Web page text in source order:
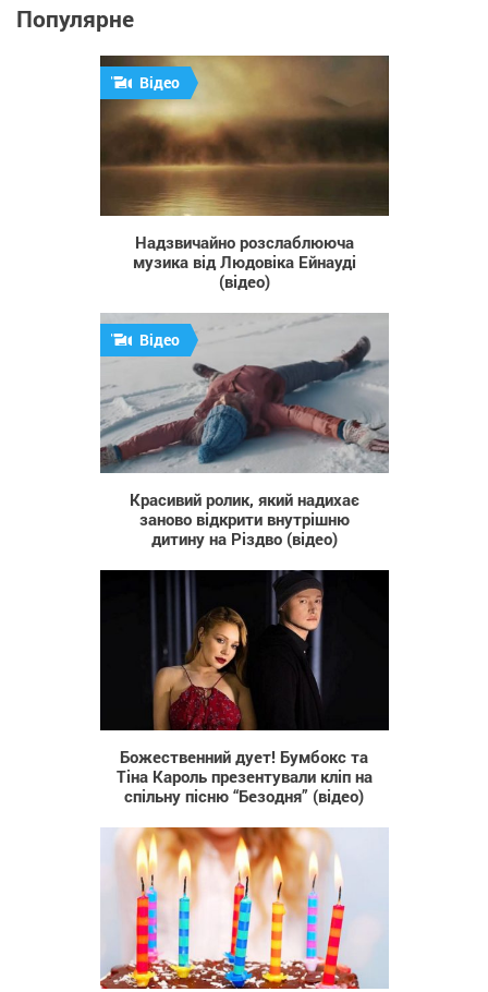
Популярне
Відео
Надзвичайно розслаблююча
музика від Людовіка Ейнауді
(відео)
321
Відео
Красивий ролик, який надихає
заново відкрити внутрішню
дитину на Різдво (відео)
Божественний дует! Бумбокс та
Тіна Кароль презентували кліп на
спільну пісню “Безодня” (відео)
4 517